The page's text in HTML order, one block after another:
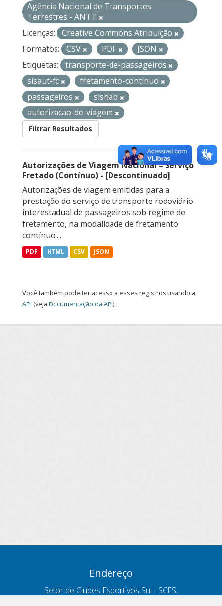
Agência Nacional de Transportes
Terrestres - ANTT
Licenças:
Creative Commons Atribuição
Formatos:
CSV PDF
JSON
Etiquetas:
transporte-de-passageiros
sisaut-fc
fretamento-continuo
passageiros
sishab
autorizacao-de-viagem
Filtrar Resultados
Autorizações de Viagem Nacional – Serviço
Fretado (Contínuo) - [Descontinuado]
Autorizações de viagem emitidas para a
prestação do serviço de transporte rodoviário
interestadual de passageiros sob regime de
fretamento, na modalidade de fretamento
contínuo....
PDF HTML CSV JSON
Você também pode ter acesso a esses registros usando a
API (veja Documentação da API).
Endereço
Setor de Clubes Esportivos Sul - SCES,